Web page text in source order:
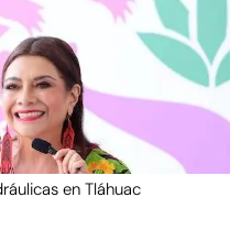
en Tláhuac